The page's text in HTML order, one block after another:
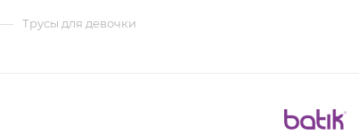
— Трусы для девочки